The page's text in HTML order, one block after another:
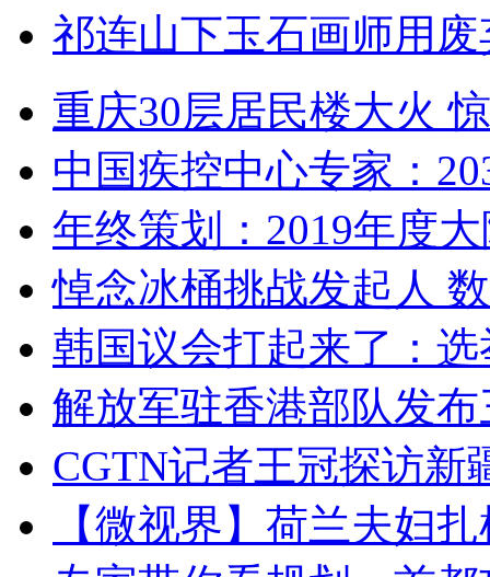
祁连山下玉石画师用
重庆30层居民楼大火
中国疾控中心专家：
年终策划：2019年度
悼念冰桶挑战发起人
韩国议会打起来了：
解放军驻香港部队发
CGTN记者王冠探访新
【微视界】荷兰夫妇